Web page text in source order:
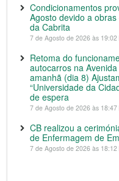
Condicionamentos
Agosto devido a
da Cabrita
7 de Agosto de 2026 às 19:02
Retoma do
autocarros na
amanhã (dia 8)
“Universidade da
de espera
7 de Agosto de 2026 às 18:47
CB realizou a
de Enfermagem de
7 de Agosto de 2026 às 18:12